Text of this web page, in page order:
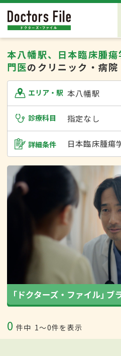
本八幡駅、日本臨床腫
門医のクリニック・病院
エリア・駅 本八幡駅
診療科目 指定なし
詳細条件
0 件中 1〜0件を表示